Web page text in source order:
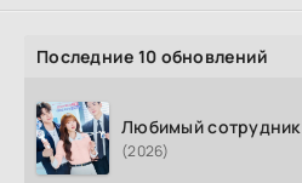
Последние 10 обновлений
Любимый сотрудник
(2026)